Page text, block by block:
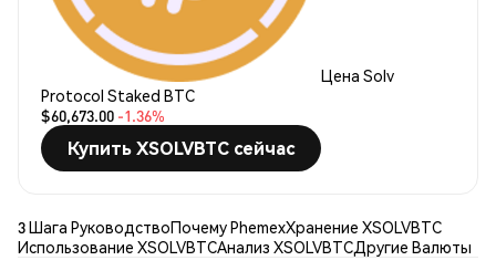
Цена Solv
Protocol Staked BTC
$60,673.00 -1.36%
Купить XSOLVBTC сейчас
3 Шага РуководствоПочему PhemexХранение XSOLVBTC
Использование XSOLVBTCАнализ XSOLVBTCДругие Валюты